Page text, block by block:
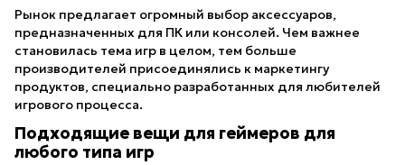
Рынок предлагает огромный выбор аксессуаров,
предназначенных для ПК или консолей. Чем важнее
становилась тема игр в целом, тем больше
производителей присоединялись к маркетингу
продуктов, специально разработанных для любителей
игрового процесса.
Подходящие вещи для геймеров для
любого типа игр